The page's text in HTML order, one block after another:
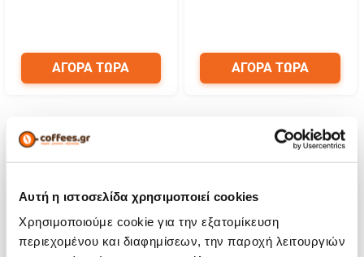
Αυτή η ιστοσελίδα χρησιμοποιεί cookies
Χρησιμοποιούμε cookie για την εξατομίκευση
περιεχομένου και διαφημίσεων, την παροχή λειτουργιών
ΑΓΟΡΑ ΤΩΡΑ ΑΓΟΡΑ ΤΩΡΑ